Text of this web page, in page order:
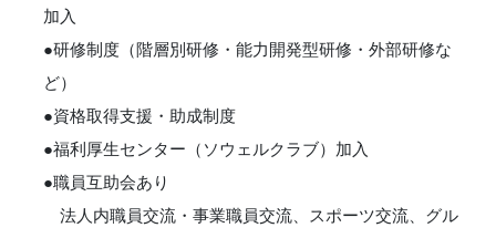
加入
●研修制度（階層別研修・能力開発型研修・外部研修な
ど）
●資格取得支援・助成制度
●福利厚生センター（ソウェルクラブ）加入
●職員互助会あり
法人内職員交流・事業職員交流、スポーツ交流、グル